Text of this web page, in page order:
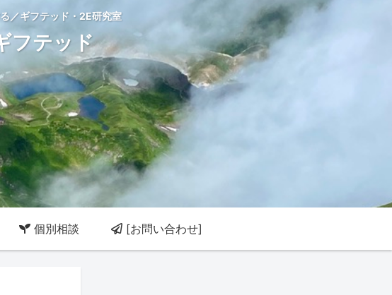
／ギフテッド・2E研究室
フテッド
個別相談 [お問い合わせ]